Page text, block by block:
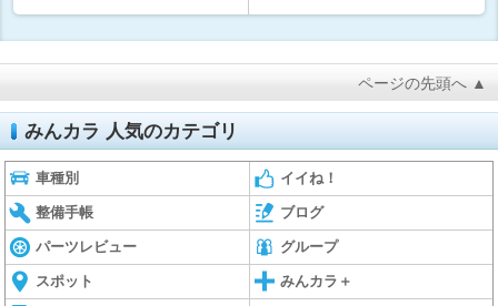
ページの先頭へ ▲
みんカラ 人気のカテゴリ
車種別 イイね！
整備手帳 ブログ
パーツレビュー グループ
スポット みんカラ＋